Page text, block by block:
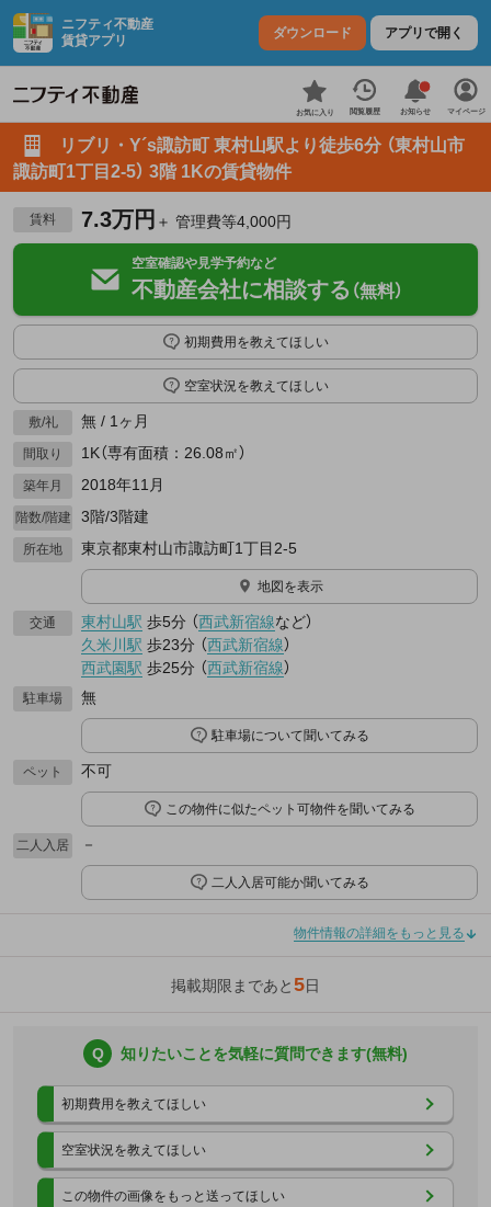
ニフティ不動産
賃貸アプリ
ダウンロード アプリで開く
お気に入り 閲覧履歴 お知らせ マイページ
リブリ・Y´s諏訪町 東村山駅より徒歩6分 （東村山市
諏訪町1丁目2-5） 3階 1Kの賃貸物件
賃料 7.3万円 ＋ 管理費等4,000円
空室確認や見学予約など
不動産会社に相談する （無料）
初期費用を教えてほしい
空室状況を教えてほしい
敷/礼 無 / 1ヶ月
間取り 1K（専有面積：26.08㎡）
築年月 2018年11月
階数/階建 3階/3階建
所在地 東京都東村山市諏訪町1丁目2-5
地図を表示
交通 東村山駅 歩5分 （西武新宿線など）
久米川駅 歩23分 （西武新宿線）
西武園駅 歩25分 （西武新宿線）
駐車場 無
駐車場について聞いてみる
ペット 不可
この物件に似たペット可物件を聞いてみる
二人入居 －
二人入居可能か聞いてみる
物件情報の詳細をもっと見る
掲載期限まであと5日
Q 知りたいことを気軽に質問できます(無料)
初期費用を教えてほしい
空室状況を教えてほしい
この物件の画像をもっと送ってほしい